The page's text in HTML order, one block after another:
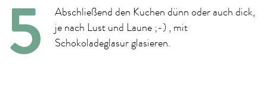
Abschließend den Kuchen dünn oder auch dick,
je nach Lust und Laune ;-) , mit
Schokoladeglasur glasieren.